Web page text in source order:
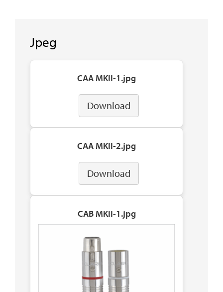
Jpeg
CAA MKII-1.jpg
Download
CAA MKII-2.jpg
Download
CAB MKII-1.jpg